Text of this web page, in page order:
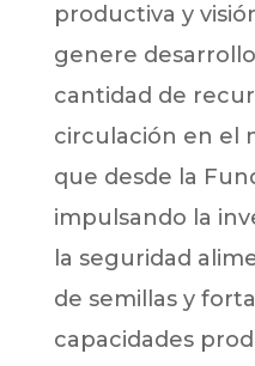
productiva y
genere
cantidad de
circulación en el
que desde la
impulsando la
la seguridad
de semillas y
capacidades